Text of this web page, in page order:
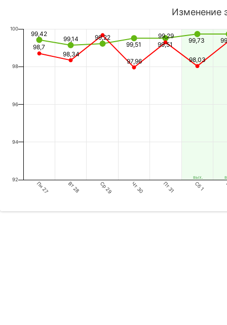
вых.
Изменение
99,42
99,14
99,22
99,51
99,51
99,73
98,7
98,34
97,96
99,29
98,03
Пн 27 Вт 28 Ср 29 Чт 30 Пт 31 Сб 1
92
94
96
98
100